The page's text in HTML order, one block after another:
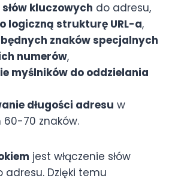
słów kluczowych do adresu,
logiczną strukturę URL-a,
znaków specjalnych
numerów,
myślników do oddzielania
długości adresu w
70 znaków.
jest włączenie słów
adresu. Dzięki temu